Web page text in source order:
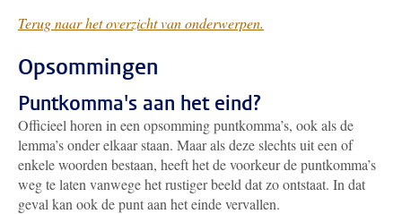
Terug naar het overzicht van onderwerpen.
Opsommingen
Puntkomma's aan het eind?
Officieel horen in een opsomming puntkomma’s, ook als de
lemma’s onder elkaar staan. Maar als deze slechts uit een of
enkele woorden bestaan, heeft het de voorkeur de puntkomma’s
weg te laten vanwege het rustiger beeld dat zo ontstaat. In dat
geval kan ook de punt aan het einde vervallen.